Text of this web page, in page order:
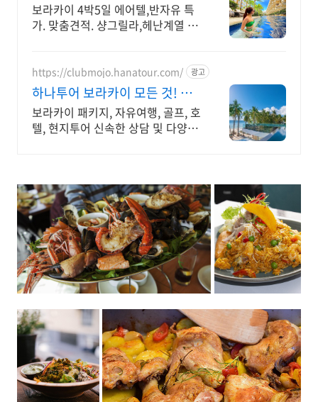
보라카이 4박5일 에어텔,반자유 특
가. 맞춤견적. 샹그릴라,헤난계열 객
https://clubmojo.hanatour.com/ 광고
하나투어 보라카이 모든 것! 하
나투어 공식인증 예약센터
보라카이 패키지, 자유여행, 골프, 호
텔, 현지투어 신속한 상담 및 다양한